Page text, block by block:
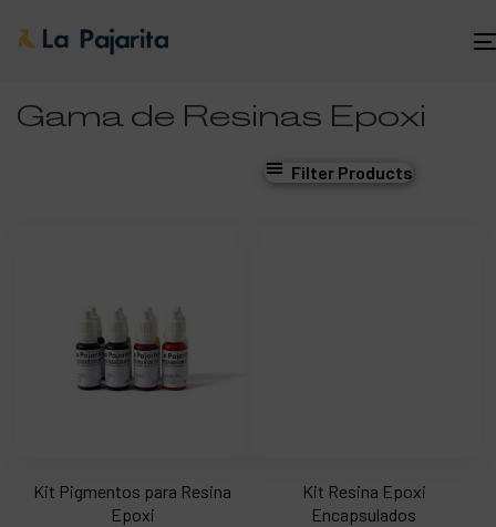
Gama de Resinas Epoxi
Filter Products
Kit Pigmentos para Resina
Epoxi
Kit Resina Epoxi
Encapsulados